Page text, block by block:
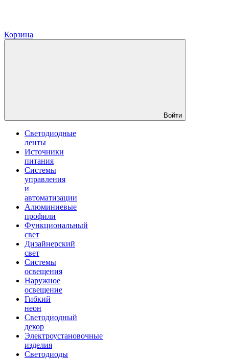
Корзина
Войти
Светодиодные
ленты
Источники
питания
Системы
управления
и
автоматизации
Алюминиевые
профили
Функциональный
свет
Дизайнерский
свет
Системы
освещения
Наружное
освещение
Гибкий
неон
Светодиодный
декор
Электроустановочные
изделия
Светодиоды